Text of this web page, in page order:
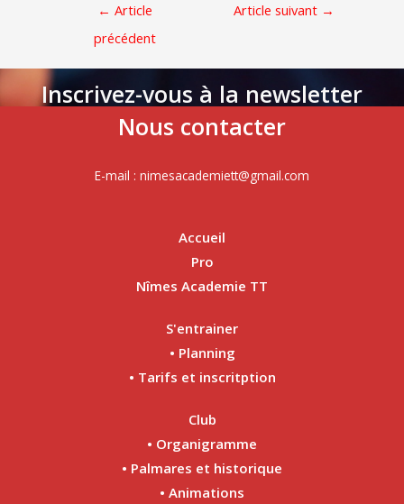
← Article
précédent
Article suivant →
Inscrivez-vous à la newsletter
Nous contacter
E-mail : nimesacademiett@gmail.com
Accueil
Pro
Nîmes Academie TT
S'entrainer
• Planning
• Tarifs et inscritption
Club
• Organigramme
• Palmares et historique
• Animations